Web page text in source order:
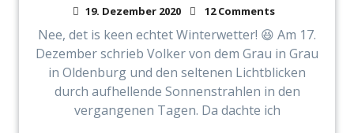
19. Dezember 2020 12 Comments
Nee, det is keen echtet Winterwetter! 😆 Am 17.
Dezember schrieb Volker von dem Grau in Grau
in Oldenburg und den seltenen Lichtblicken
durch aufhellende Sonnenstrahlen in den
vergangenen Tagen. Da dachte ich